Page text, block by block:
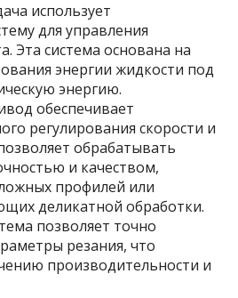
использует
для управления
Эта система основана на
энергии жидкости под
энергию.
обеспечивает
регулирования скорости и
обрабатывать
и качеством,
профилей или
деликатной обработки.
позволяет точно
резания, что
производительности и